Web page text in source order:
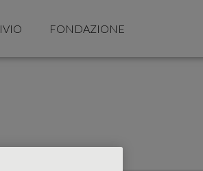
FONDAZIONE